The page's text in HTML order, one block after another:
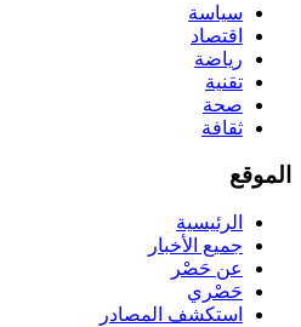
سياسة
اقتصاد
رياضة
تقنية
صحة
ثقافة
الموقع
الرئيسية
جميع الأخبار
عن حَصْر
حَصْري
استكشف المصادر